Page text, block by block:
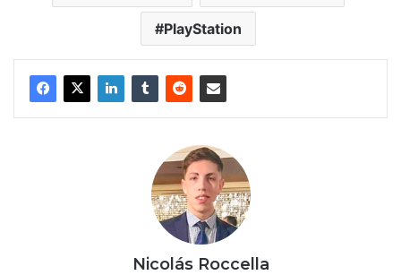
PlayStation
Nicolás Roccella